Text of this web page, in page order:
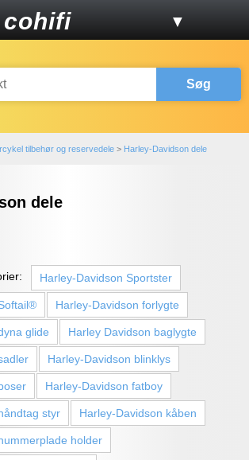
cohifi ▼
Søg
tilbehør og reservedele > Harley-Davidson dele
dele
Harley-Davidson Sportster
Harley-Davidson forlygte
glide Harley Davidson baglygte
Harley-Davidson blinklys
Harley-Davidson fatboy
styr Harley-Davidson kåben
holder